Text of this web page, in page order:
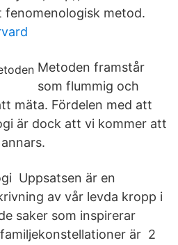
fenomenologisk metod.
Metoden framstår
som flummig och
mäta. Fördelen med att
är dock att vi kommer att
Uppsatsen är en
av vår levda kropp i
saker som inspirerar
är 2